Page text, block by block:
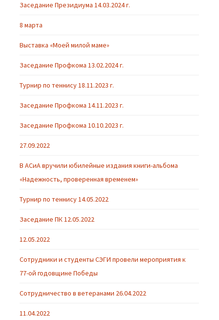
Заседание Президиума 14.03.2024 г.
8 марта
Выставка «Моей милой маме»
Заседание Профкома 13.02.2024 г.
Турнир по теннису 18.11.2023 г.
Заседание Профкома 14.11.2023 г.
Заседание Профкома 10.10.2023 г.
27.09.2022
В АСиА вручили юбилейные издания книги-альбома
«Надежность, проверенная временем»
Турнир по теннису 14.05.2022
Заседание ПК 12.05.2022
12.05.2022
Cотрудники и студенты СЭГИ провели мероприятия к
77-ой годовщине Победы
Сотрудничество в ветеранами 26.04.2022
11.04.2022